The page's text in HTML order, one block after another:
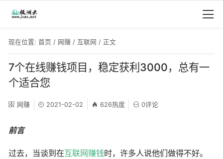
现在位置: 首页 / 网赚 / 互联网 / 正文
7个在线赚钱项目，稳定获利3000，总有一
个适合您
网赚 2021-02-02 626热度 0评论
前言
过去，当谈到在互联网赚钱时，许多人说他们做得不好。